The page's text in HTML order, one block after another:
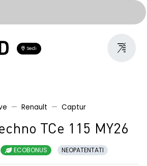
Sedi
Renault Captur
TCe 115 MY26
ECOBONUS NEOPATENTATI